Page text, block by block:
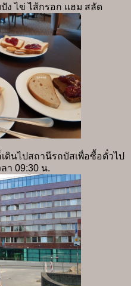
ง ไข่ ไส้กรอก แฮม สลัด
ดินไปสถานีรถบัสเพื่อซื้อตั๋วไป
ลา 09:30 น.